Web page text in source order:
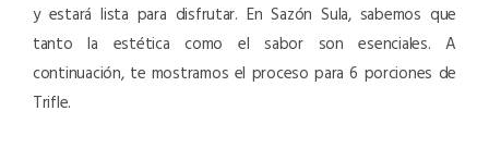
y estará lista para disfrutar. En Sazón Sula, sabemos que
tanto la estética como el sabor son esenciales. A
continuación, te mostramos el proceso para 6 porciones de
Trifle.